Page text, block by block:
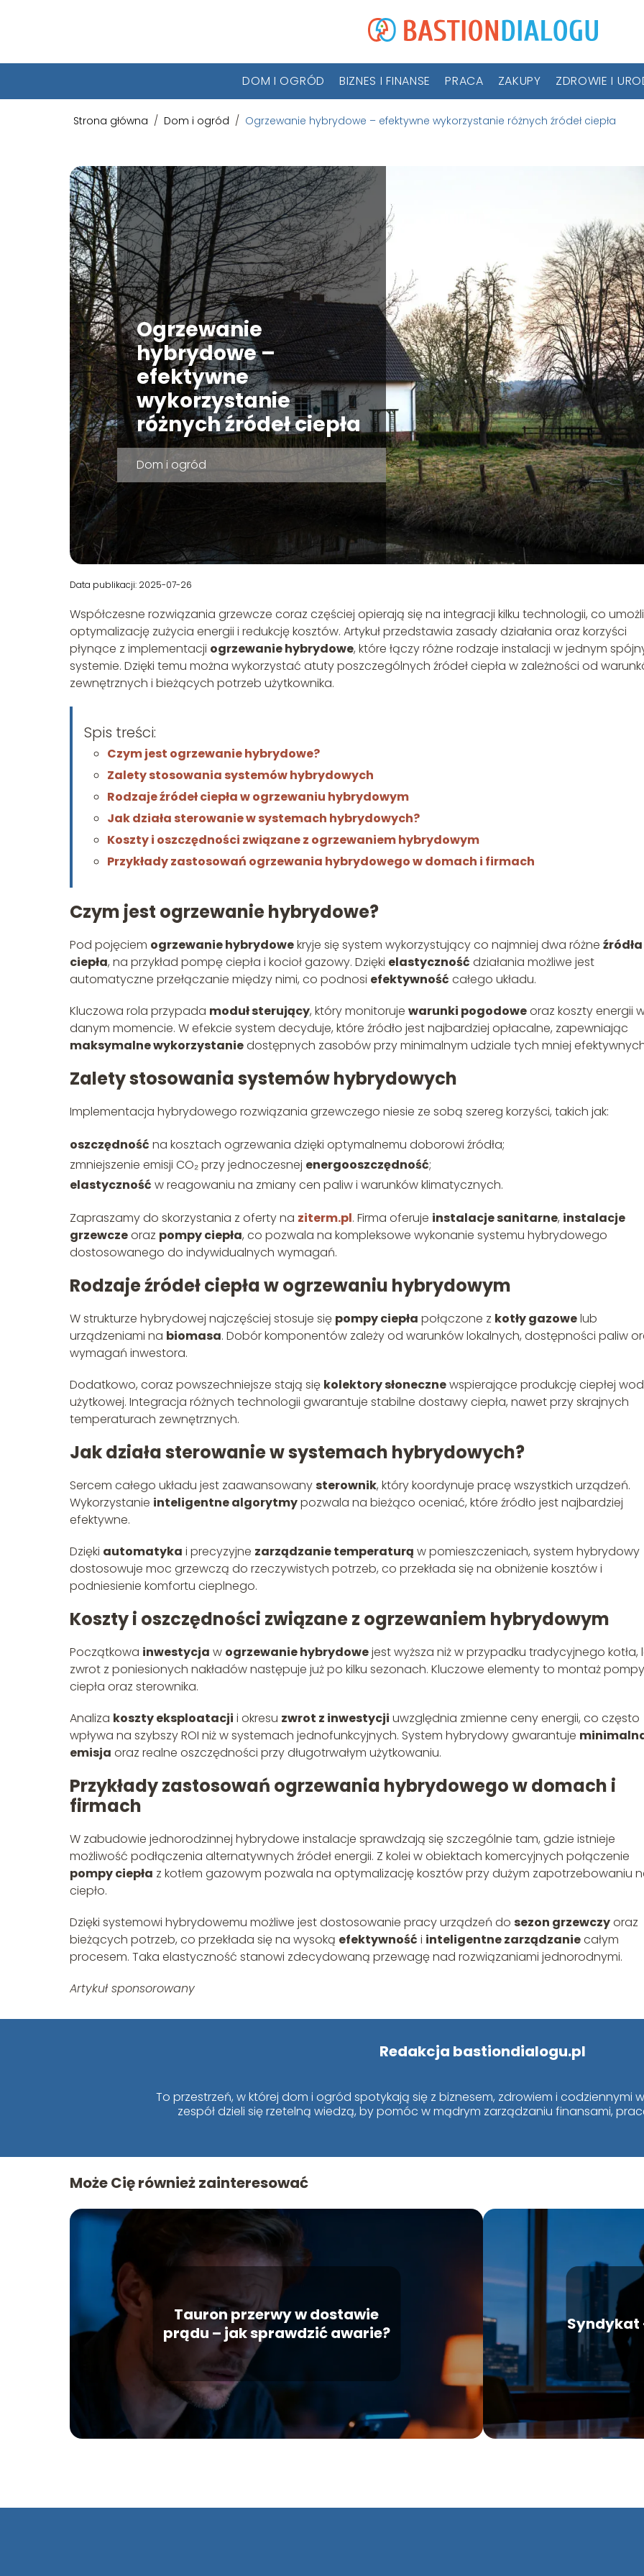
DOM I OGRÓD BIZNES I FINANSE PRACA ZAKUPY ZDROWIE I
Strona główna / Dom i ogród / Ogrzewanie hybrydowe – efektywne wykorzystanie różnych źródeł ciepła
Ogrzewanie
hybrydowe –
efektywne
wykorzystanie
różnych źródeł ciepła
Dom i ogród
Data publikacji: 2025-07-26
Współczesne rozwiązania grzewcze coraz częściej opierają się na integracji kilku technologii, co
optymalizację zużycia energii i redukcję kosztów. Artykuł przedstawia zasady działania oraz korzyści
płynące z implementacji ogrzewanie hybrydowe, które łączy różne rodzaje instalacji w jednym
systemie. Dzięki temu można wykorzystać atuty poszczególnych źródeł ciepła w zależności od
zewnętrznych i bieżących potrzeb użytkownika.
Spis treści:
Czym jest ogrzewanie hybrydowe?
Zalety stosowania systemów hybrydowych
Rodzaje źródeł ciepła w ogrzewaniu hybrydowym
Jak działa sterowanie w systemach hybrydowych?
Koszty i oszczędności związane z ogrzewaniem hybrydowym
Przykłady zastosowań ogrzewania hybrydowego w domach i firmach
Czym jest ogrzewanie hybrydowe?
Pod pojęciem ogrzewanie hybrydowekryje się system wykorzystujący co najmniej dwa różne źródła
ciepła, na przykład pompę ciepła i kocioł gazowy. Dzięki elastyczność działania możliwe jest
automatyczne przełączanie między nimi, co podnosi efektywność całego układu.
Kluczowa rola przypada moduł sterujący, który monitoruje warunki pogodoweoraz koszty energii
danym momencie. W efekcie system decyduje, które źródło jest najbardziej opłacalne, zapewniając
maksymalne wykorzystaniedostępnych zasobów przy minimalnym udziale tych mniej
Zalety stosowania systemów hybrydowych
Implementacja hybrydowego rozwiązania grzewczego niesie ze sobą szereg korzyści, takich jak:
oszczędność na kosztach ogrzewania dzięki optymalnemu doborowi źródła;
zmniejszenie emisji CO₂ przy jednoczesnej energooszczędność;
elastyczność w reagowaniu na zmiany cen paliw i warunków klimatycznych.
Zapraszamy do skorzystania z oferty na ziterm.pl. Firma oferuje instalacje sanitarne, instalacje
grzewczeoraz pompy ciepła, co pozwala na kompleksowe wykonanie systemu hybrydowego
dostosowanego do indywidualnych wymagań.
Rodzaje źródeł ciepła w ogrzewaniu hybrydowym
W strukturze hybrydowej najczęściej stosuje się pompy ciepła połączone z kotły gazowelub
urządzeniami na biomasa. Dobór komponentów zależy od warunków lokalnych, dostępności paliw
wymagań inwestora.
Dodatkowo, coraz powszechniejsze stają się kolektory słonecznewspierające produkcję ciepłej
użytkowej. Integracja różnych technologii gwarantuje stabilne dostawy ciepła, nawet przy skrajnych
temperaturach zewnętrznych.
Jak działa sterowanie w systemach hybrydowych?
Sercem całego układu jest zaawansowanysterownik, który koordynuje pracę wszystkich urządzeń.
Wykorzystanie inteligentne algorytmypozwala na bieżąco oceniać, które źródło jest najbardziej
efektywne.
Dzięki automatyka i precyzyjne zarządzanie temperaturą w pomieszczeniach, system hybrydowy
dostosowuje moc grzewczą do rzeczywistych potrzeb, co przekłada się na obniżenie kosztów i
podniesienie komfortu cieplnego.
Koszty i oszczędności związane z ogrzewaniem hybrydowym
Początkowa inwestycja w ogrzewanie hybrydowejest wyższa niż w przypadku tradycyjnego kotła,
zwrot z poniesionych nakładów następuje już po kilku sezonach. Kluczowe elementy to montaż pompy
ciepła oraz sterownika.
Analiza koszty eksploatacji i okresu zwrot z inwestycji uwzględnia zmienne ceny energii, co często
wpływa na szybszy ROI niż w systemach jednofunkcyjnych. System hybrydowy gwarantuje
emisja oraz realne oszczędności przy długotrwałym użytkowaniu.
Przykłady zastosowań ogrzewania hybrydowego w domach i
firmach
W zabudowie jednorodzinnej hybrydowe instalacje sprawdzają się szczególnie tam, gdzie istnieje
możliwość podłączenia alternatywnych źródeł energii. Z kolei w obiektach komercyjnych połączenie
pompy ciepła z kotłem gazowym pozwala na optymalizację kosztów przy dużym zapotrzebowaniu
ciepło.
Dzięki systemowi hybrydowemu możliwe jest dostosowanie pracy urządzeń do sezon grzewczyoraz
bieżących potrzeb, co przekłada się na wysoką efektywność i inteligentne zarządzaniecałym
procesem. Taka elastyczność stanowi zdecydowaną przewagę nad rozwiązaniami jednorodnymi.
Artykuł sponsorowany
Redakcja bastiondialogu.pl
To przestrzeń, w której dom i ogród spotykają się z biznesem, zdrowiem i codziennymi
zespół dzieli się rzetelną wiedzą, by pomóc w mądrym zarządzaniu finansami,
Może Cię również zainteresować
Tauron przerwy w dostawie
prądu – jak sprawdzić awarie?
Syndykat